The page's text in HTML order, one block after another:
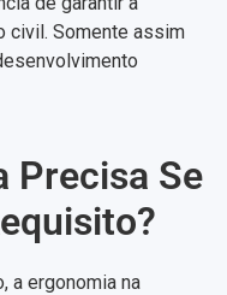
civil. Somente assim
Precisa Se
a ergonomia na